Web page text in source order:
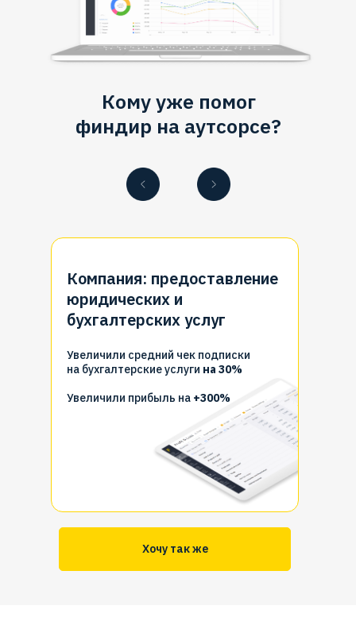
Кому уже помог
финдир на аутсорсе?
Увеличили средний чек подписки
на бухгалтерские услуги на 30%
Увеличили прибыль на +300%
Компания: предоставление
юридических и
бухгалтерских услуг
Хочу так же